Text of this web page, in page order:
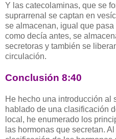
Y las catecolaminas, que se
suprarrenal se captan en
se almacenan, igual que
como decía antes, se
secretoras y también se
circulación.
Conclusión 8:40
He hecho una introducción al
hablado de una clasificación
local, he enumerado los
las hormonas que secretan.